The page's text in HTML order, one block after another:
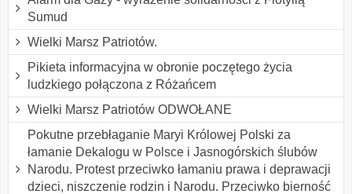
Sumud
Wielki Marsz Patriotów.
Pikieta informacyjna w obronie poczętego życia
ludzkiego połączona z Różańcem
Wielki Marsz Patriotów ODWOŁANE
Pokutne przebłaganie Maryi Królowej Polski za
łamanie Dekalogu w Polsce i Jasnogórskich ślubów
Narodu. Protest przeciwko łamaniu prawa i deprawacji
dzieci, niszczenie rodzin i Narodu. Przeciwko bierność